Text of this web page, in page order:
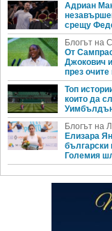
Адриан
срещу
Блогът на
От
Джокович
през
Топ
които да
Блогът на
Елизара
български
Големия